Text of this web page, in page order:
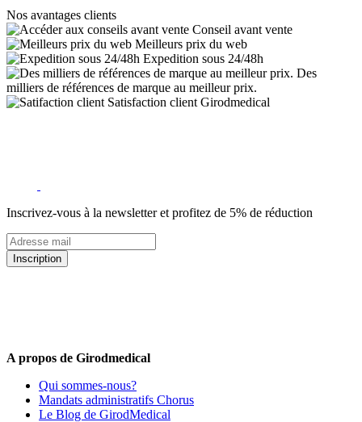
Nos avantages clients
Conseil avant vente
Meilleurs prix du web
Expedition sous 24/48h
Des
milliers de références de marque au meilleur prix.
Satisfaction client Girodmedical
Inscrivez-vous à la newsletter et profitez de 5% de réduction
Inscription
A propos de Girodmedical
Qui sommes-nous?
Mandats administratifs Chorus
Le Blog de GirodMedical